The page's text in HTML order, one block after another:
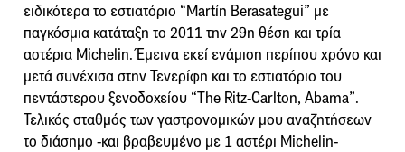
ειδικότερα το εστιατόριο “Martín Berasategui” με
παγκόσμια κατάταξη το 2011 την 29η θέση και τρία
αστέρια Michelin. Έμεινα εκεί ενάμιση περίπου χρόνο και
μετά συνέχισα στην Τενερίφη και το εστιατόριο του
πεντάστερου ξενοδοχείου “The Ritz-Carlton, Abama”.
Τελικός σταθμός των γαστρονομικών μου αναζητήσεων
το διάσημο -και βραβευμένο με 1 αστέρι Michelin-